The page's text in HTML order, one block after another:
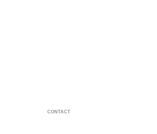
CONTACT